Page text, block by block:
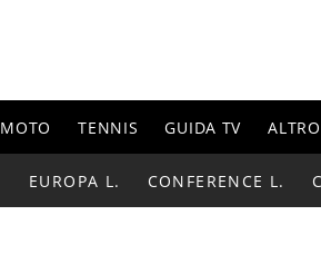
MOTO TENNIS GUIDA TV ALTRO
EUROPA L. CONFERENCE L.